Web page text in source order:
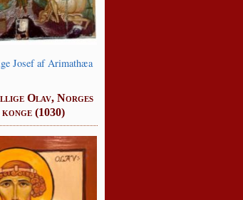
Josef af Arimathæa
Olav, Norges
konge (1030)